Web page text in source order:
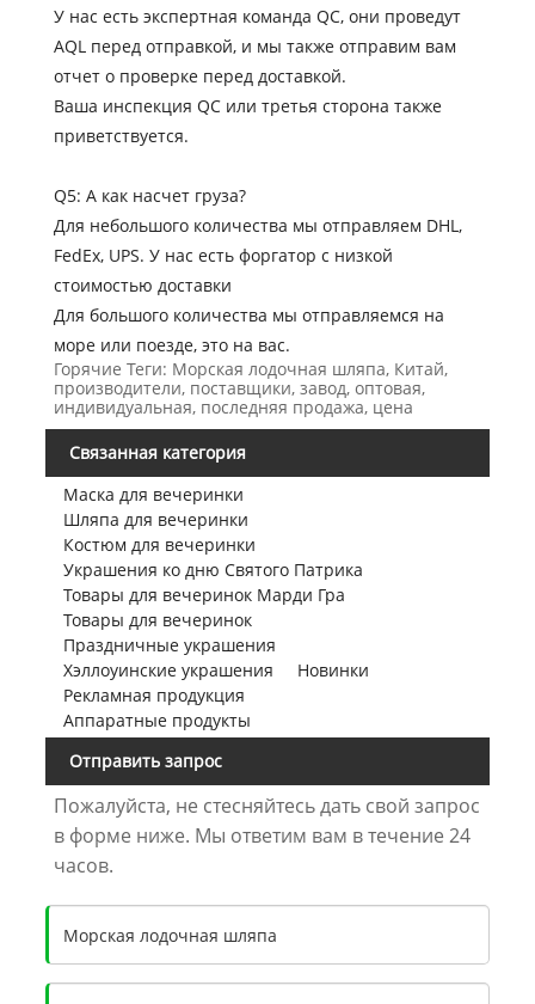
У нас есть экспертная команда QC, они проведут
AQL перед отправкой, и мы также отправим вам
отчет о проверке перед доставкой.
Ваша инспекция QC или третья сторона также
приветствуется.
Q5: А как насчет груза?
Для небольшого количества мы отправляем DHL,
FedEx, UPS. У нас есть форгатор с низкой
стоимостью доставки
Для большого количества мы отправляемся на
море или поезде, это на вас.
Горячие Теги: Морская лодочная шляпа, Китай,
производители, поставщики, завод, оптовая,
индивидуальная, последняя продажа, цена
Связанная категория
Маска для вечеринки
Шляпа для вечеринки
Костюм для вечеринки
Украшения ко дню Святого Патрика
Товары для вечеринок Марди Гра
Товары для вечеринок
Праздничные украшения
Хэллоуинские украшения
Новинки
Рекламная продукция
Аппаратные продукты
Отправить запрос
Пожалуйста, не стесняйтесь дать свой запрос
в форме ниже. Мы ответим вам в течение 24
часов.